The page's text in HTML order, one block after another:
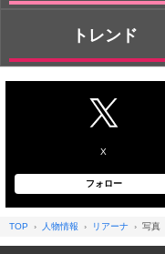
トレンド
X
フォロー
TOP 人物情報 リアーナ 写真